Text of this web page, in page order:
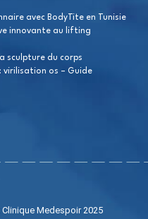
avec BodyTite en Tunisie
innovante au lifting
sculpture du corps
virilisation os – Guide
Medespoir 2025